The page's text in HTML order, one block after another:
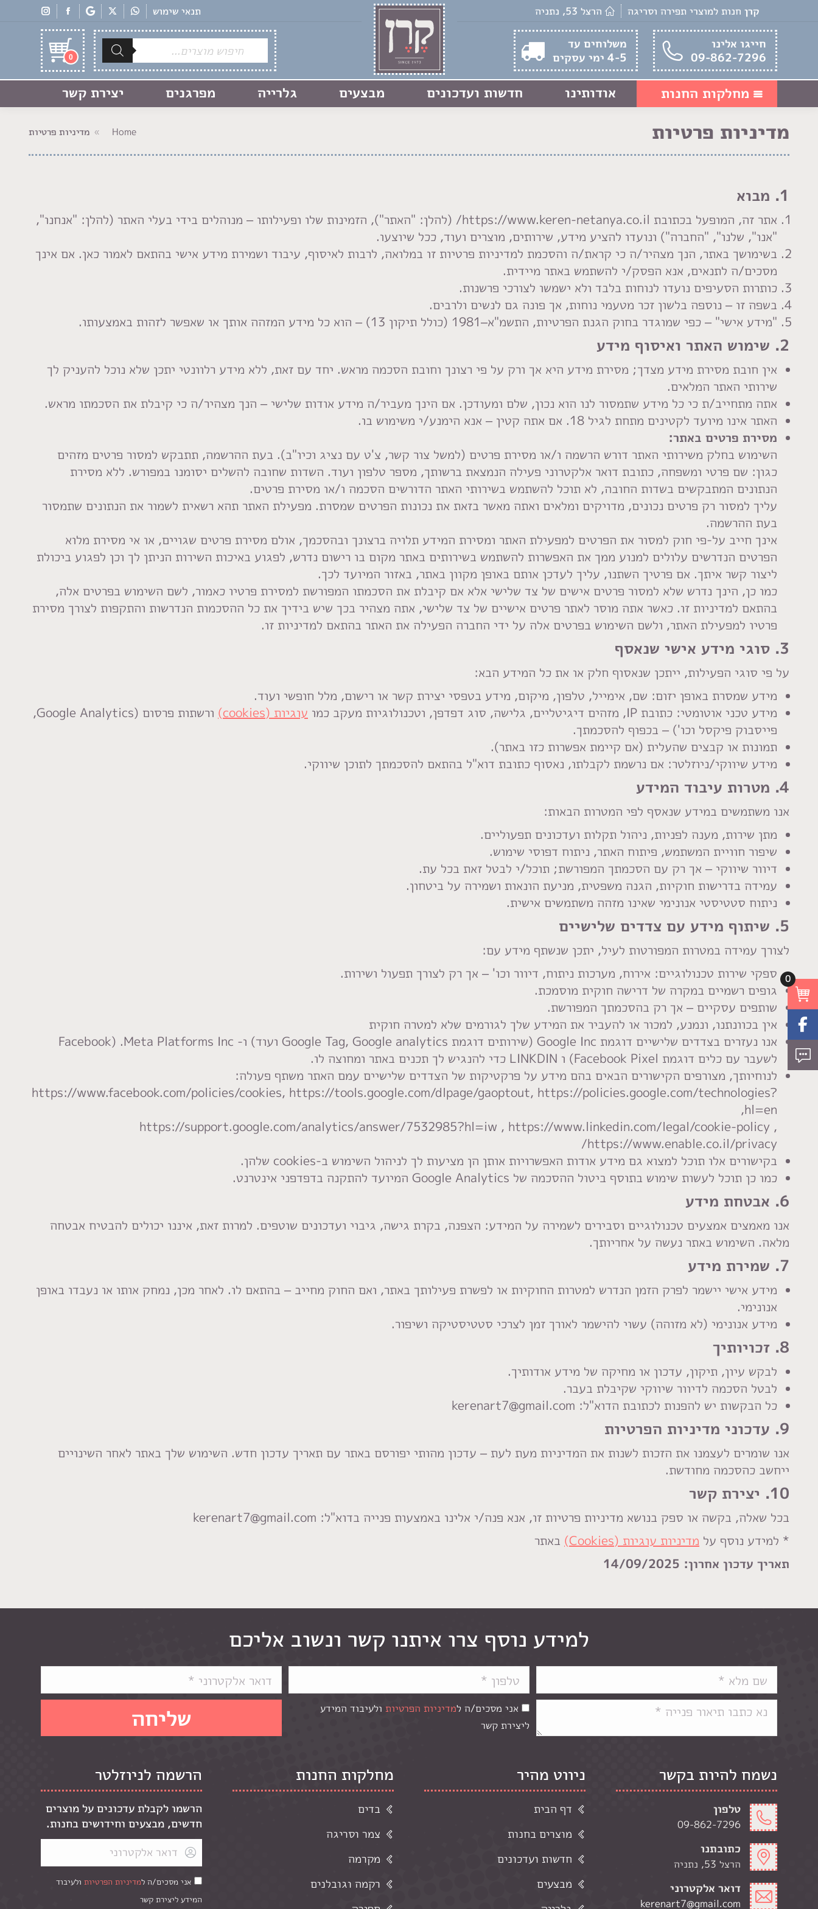
קרן חנות למוצרי תפירה וסריגה הרצל 53, נתניה תנאי שימוש
חייגו אלינו
09-862-7296
משלוחים עד
4-5 ימי עסקים
Products
search
0
מחלקות החנות אודותינו חדשות ועדכונים מבצעים גלרייה מפרגנים יצירת קשר
מדיניות פרטיות You are here:
Home מדיניות פרטיות
1. מבוא
אתר זה, המופעל בכתובת https://www.keren-netanya.co.il/ (להלן: "האתר"), הזמינות שלו ופעילותו – מנוהלים בידי בעלי האתר (להלן: "אנחנו",
"אנו", שלנו", "החברה") ונועדו להציע מידע, שירותים, מוצרים ועוד, ככל שיוצעו.
בשימושך באתר, הנך מצהיר/ה כי קראת/ה והסכמת למדיניות פרטיות זו במלואה, לרבות לאיסוף, עיבוד ושמירת מידע אישי בהתאם לאמור כאן. אם אינך
מסכים/ה לתנאים, אנא הפסק/י להשתמש באתר מיידית.
כותרות הסעיפים נועדו לנוחות בלבד ולא ישמשו לצורכי פרשנות.
בשפה זו – נוספה בלשון זכר מטעמי נוחות, אך פונה גם לנשים ולרבים.
"מידע אישי" – כפי שמוגדר בחוק הגנת הפרטיות, התשמ"א–1981 (כולל תיקון 13) – הוא כל מידע המזהה אותך או שאפשר לזהות באמצעותו.
2. שימוש האתר ואיסוף מידע
אין חובת מסירת מידע מצדך; מסירת מידע היא אך ורק על פי רצונך וחובת הסכמה מראש. יחד עם זאת, ללא מידע רלוונטי יתכן שלא נוכל להעניק לך
שירותי האתר המלאים.
אתה מתחייב/ת כי כל מידע שתמסור לנו הוא נכון, שלם ומעודכן. אם הינך מעביר/ה מידע אודות שלישי – הנך מצהיר/ה כי קיבלת את הסכמתו מראש.
האתר אינו מיועד לקטינים מתחת לגיל 18. אם אתה קטין – אנא הימנע/י משימוש בו.
מסירת פרטים באתר:
השימוש בחלק משירותי האתר דורש הרשמה ו/או מסירת פרטים (למשל צור קשר, צ'ט עם נציג וכיו"ב). בעת ההרשמה, תתבקש למסור פרטים מזהים
כגון: שם פרטי ומשפחה, כתובת דואר אלקטרוני פעילה הנמצאת ברשותך, מספר טלפון ועוד. השדות שחובה להשלים יסומנו במפורש. ללא מסירת
הנתונים המתבקשים בשדות החובה, לא תוכל להשתמש בשירותי האתר הדורשים הסכמה ו/או מסירת פרטים.
עליך למסור רק פרטים נכונים, מדויקים ומלאים ואתה מאשר בזאת את נכונות הפרטים שמסרת. מפעילת האתר תהא רשאית לשמור את הנתונים שתמסור
בעת ההרשמה.
אינך חייב על-פי חוק למסור את הפרטים למפעילת האתר ומסירת המידע תלויה ברצונך ובהסכמך, אולם מסירת פרטים שגויים, או אי מסירת מלוא
הפרטים הנדרשים עלולים למנוע ממך את האפשרות להשתמש בשירותים באתר מקום בו רישום נדרש, לפגוע באיכות השירות הניתן לך וכן לפגוע ביכולת
ליצור קשר איתך. אם פרטיך השתנו, עליך לעדכן אותם באופן מקוון באתר, באזור המיועד לכך.
כמו כן, הינך נדרש שלא למסור פרטים אישים של צד שלישי אלא אם קיבלת את הסכמתו המפורשת למסירת פרטיו כאמור, לשם השימוש בפרטים אלה,
בהתאם למדיניות זו. כאשר אתה מוסר לאתר פרטים אישיים של צד שלישי, אתה מצהיר בכך שיש בידיך את כל ההסכמות הנדרשות והתקפות לצורך מסירת
פרטיו למפעילת האתר, ולשם השימוש בפרטים אלה על ידי החברה הפעילה את האתר בהתאם למדיניות זו.
3. סוגי מידע אישי שנאסף
על פי סוגי הפעילות, ייתכן שנאסוף חלק או את כל המידע הבא:
מידע שמסרת באופן יזום: שם, אימייל, טלפון, מיקום, מידע בטפסי יצירת קשר או רישום, מלל חופשי ועוד.
מידע טכני אוטומטי: כתובת IP, מזהים דיגיטליים, גלישה, סוג דפדפן, וטכנולוגיות מעקב כמו
עוגיות (cookies)
ורשתות פרסום (Google Analytics,
פייסבוק פיקסל וכו') – בכפוף להסכמתך.
תמונות או קבצים שהעלית (אם קיימת אפשרות כזו באתר).
מידע שיווקי/ניוזלטר: אם נרשמת לקבלתו, נאסוף כתובת דוא"ל בהתאם להסכמתך לתוכן שיווקי.
4. מטרות עיבוד המידע
אנו משתמשים במידע שנאסף לפי המטרות הבאות:
מתן שירות, מענה לפניות, ניהול תקלות ועדכונים תפעוליים.
שיפור חוויית המשתמש, פיתוח האתר, ניתוח דפוסי שימוש.
דיוור שיווקי – אך רק עם הסכמתך המפורשת; תוכל/י לבטל זאת בכל עת.
עמידה בדרישות חוקיות, הגנה משפטית, מניעת הונאות ושמירה על ביטחון.
ניתוח סטטיסטי אנונימי שאינו מזהה משתמשים אישית.
5. שיתוף מידע עם צדדים שלישיים
לצורך עמידה במטרות המפורטות לעיל, יתכן שנשתף מידע עם:
ספקי שירות טכנולוגיים: אירוח, מערכות ניתוח, דיוור וכו' – אך רק לצורך תפעול ושירות.
גופים רשמיים במקרה של דרישה חוקית מוסמכת.
שותפים עסקיים – אך רק בהסכמתך המפורשת.
אין בכוונתנו, ונמנע, למכור או להעביר את המידע שלך לגורמים שלא למטרה חוקית
אנו נעזרים בצדדים שלישיים דוגמת Google Inc (שירותים דוגמת Google Tag, Google analytics ועוד) ו- Meta Platforms Inc. (Facebook
לשעבר עם כלים דוגמת Facebook Pixel) ו LINKDIN כדי להנגיש לך תכנים באתר ומחוצה לו.
לנוחיותך, מצורפים הקישורים הבאים בהם מידע על פרקטיקות של הצדדים שלישיים עמם האתר משתף פעולה:
https://www.facebook.com/policies/cookies, https://tools.google.com/dlpage/gaoptout, https://policies.google.com/technologies?
hl=en,
https://support.google.com/analytics/answer/7532985?hl=iw , https://www.linkedin.com/legal/cookie-policy ,
https://www.enable.co.il/privacy/
בקישורים אלו תוכל למצוא גם מידע אודות האפשרויות אותן הן מציעות לך לניהול השימוש ב-cookies שלהן.
כמו כן תוכל לעשות שימוש בתוסף ביטול ההסכמה של Google Analytics המיועד להתקנה בדפדפני אינטרנט.
6. אבטחת מידע
אנו מאמצים אמצעים טכנולוגיים וסבירים לשמירה על המידע: הצפנה, בקרת גישה, גיבוי ועדכונים שוטפים. למרות זאת, איננו יכולים להבטיח אבטחה
מלאה. השימוש באתר נעשה על אחריותך.
7. שמירת מידע
מידע אישי יישמר לפרק הזמן הנדרש למטרות החוקיות או לפשרת פעילותך באתר, ואם החוק מחייב – בהתאם לו. לאחר מכן, נמחק אותו או נעבדו באופן
אנונימי.
מידע אנונימי (לא מזוהה) עשוי להישמר לאורך זמן לצרכי סטטיסטיקה ושיפור.
8. זכויותיך
לבקש עיון, תיקון, עדכון או מחיקה של מידע אודותיך.
לבטל הסכמה לדיוור שיווקי שקיבלת בעבר.
כל הבקשות יש להפנות לכתובת הדוא"ל: kerenart7@gmail.com
9. עדכוני מדיניות הפרטיות
אנו שומרים לעצמנו את הזכות לשנות את המדיניות מעת לעת – עדכון מהותי יפורסם באתר עם תאריך עדכון חדש. השימוש שלך באתר לאחר השינויים
ייחשב כהסכמה מחודשת.
10. יצירת קשר
בכל שאלה, בקשה או ספק בנושא מדיניות פרטיות זו, אנא פנה/י אלינו באמצעות פנייה בדוא"ל: kerenart7@gmail.com
* למידע נוסף על מדיניות עוגיות (Cookies)
באתר
תאריך עדכון אחרון: 14/09/2025
למידע נוסף צרו איתנו קשר ונשוב אליכם
אני מסכים/ה למדיניות הפרטיות ולעיבוד המידע
ליצירת קשר
נשמח להיות בקשר
טלפון
09-862-7296
כתובתנו
הרצל 53, נתניה
דואר אלקטרוני
kerenart7@gmail.com
ניווט מהיר
דף הבית
מוצרים בחנות
חדשות ועדכונים
מבצעים
מחלקות החנות
בדים
צמר וסריגה
מקרמה
רקמה וגובלנים
הרשמה לניוזלטר
הרשמו לקבלת עדכונים על מוצרים
חדשים, מבצעים וחידושים בחנות.
אני מסכים/ה למדיניות הפרטיות ולעיבוד
המידע ליצירת קשר
0